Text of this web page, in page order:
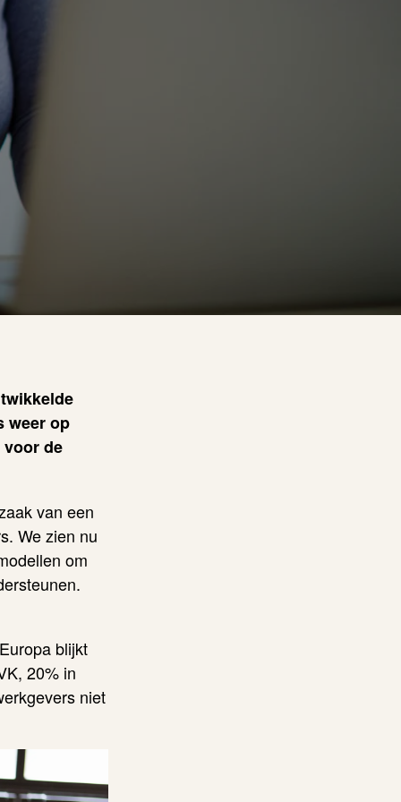
weer op
de
van een
We zien nu
om
blijkt
20% in
niet